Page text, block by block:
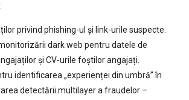
privind phishing-ul și link-urile suspecte.
dark web pentru datele de
și CV-urile foștilor angajați.
identificarea „experienței din umbră” în
detectării multilayer a fraudelor –